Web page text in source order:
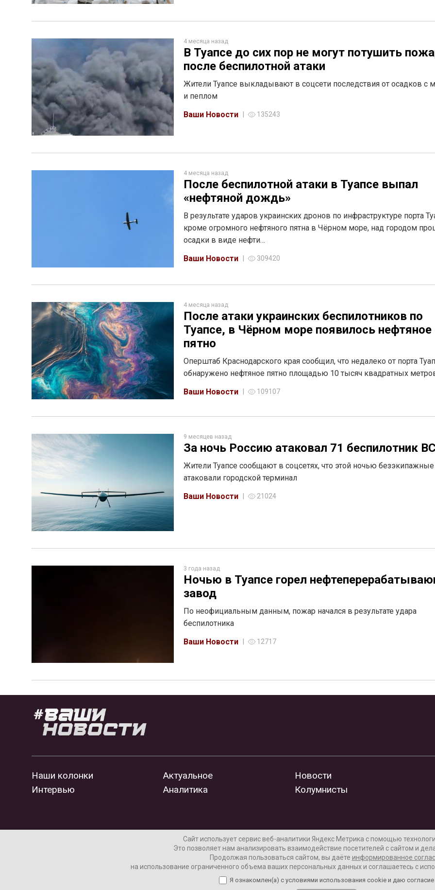
4 месяца назад
В Туапсе до сих пор не могут потушить
после беспилотной атаки
Жители Туапсе выкладывают в соцсети последствия от осадков с
и пеплом
Ваши Новости
135243
4 месяца назад
После беспилотной атаки в Туапсе выпал
«нефтяной дождь»
В результате ударов украинских дронов по инфраструктуре порта
кроме огромного нефтяного пятна в Чёрном море, над городом
осадки в виде нефти…
Ваши Новости
309420
4 месяца назад
После атаки украинских беспилотников по
Туапсе, в Чёрном море появилось нефтяное
пятно
Оперштаб Краснодарского края сообщил, что недалеко от порта
обнаружено нефтяное пятно площадью 10 тысяч квадратных
Ваши Новости
109107
9 месяцев назад
За ночь Россию атаковал 71 беспилотник
Жители Туапсе сообщают в соцсетях, что этой ночью безэкипажные
атаковали городской терминал
Ваши Новости
21024
3 года назад
Ночью в Туапсе горел
завод
По неофициальным данным, пожар начался в результате удара
беспилотника
Ваши Новости
12717
Наши колонки
Интервью
Актуальное
Аналитика
Новости
Колумнисты
Реклама на сайте
Сайт использует сервис веб-аналитики Яндекс Метрика с помощью
Это позволяет нам анализировать взаимодействие посетителей с сайтом и
Продолжая пользоваться сайтом, вы даёте информированное
на использование ограниченного объема ваших персональных данных и соглашаетесь с
Я ознакомлен(а) с условиями использования cookie и даю согласие